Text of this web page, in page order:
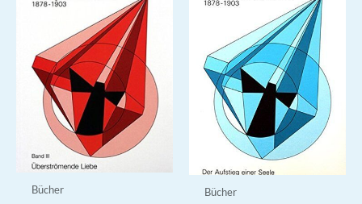
Bücher Bücher